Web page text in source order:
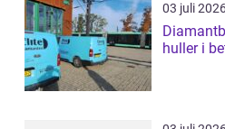
03 juli
huller i